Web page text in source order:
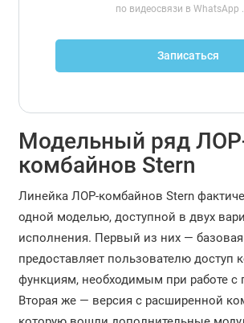
по видеосвязи в WhatsApp .
Записаться
Модельный ряд
комбайнов Stern
Линейка ЛОР-комбайнов Stern
одной моделью, доступной в двух
исполнения. Первый из них — базовая
предоставляет пользователю доступ
функциям, необходимым при работе с
Вторая же — версия с расширенной